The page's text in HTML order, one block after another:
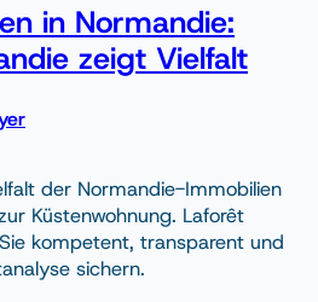
in Normandie:
zeigt Vielfalt
der Normandie-Immobilien
Küstenwohnung. Laforêt
kompetent, transparent und
sichern.